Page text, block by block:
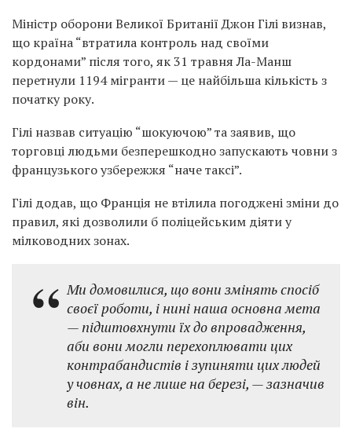
Міністр оборони Великої Британії Джон Гілі визнав,
що країна “втратила контроль над своїми
кордонами” після того, як 31 травня Ла-Манш
перетнули 1194 мігранти — це найбільша кількість з
початку року.
Гілі назвав ситуацію “шокуючою” та заявив, що
торговці людьми безперешкодно запускають човни з
французького узбережжя “наче таксі”.
Гілі додав, що Франція не втілила погоджені зміни до
правил, які дозволили б поліцейським діяти у
мілководних зонах.
Ми домовилися, що вони змінять спосіб
своєї роботи, і нині наша основна мета
— підштовхнути їх до впровадження,
аби вони могли перехоплювати цих
контрабандистів і зупиняти цих людей
у ​​човнах, а не лише на березі, — зазначив
він.